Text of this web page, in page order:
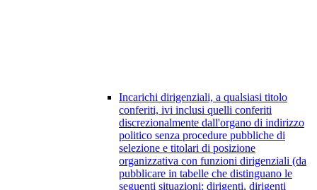
Incarichi dirigenziali, a qualsiasi titolo
conferiti, ivi inclusi quelli conferiti
discrezionalmente dall'organo di indirizzo
politico senza procedure pubbliche di
selezione e titolari di posizione
organizzativa con funzioni dirigenziali (da
pubblicare in tabelle che distinguano le
seguenti situazioni: dirigenti, dirigenti